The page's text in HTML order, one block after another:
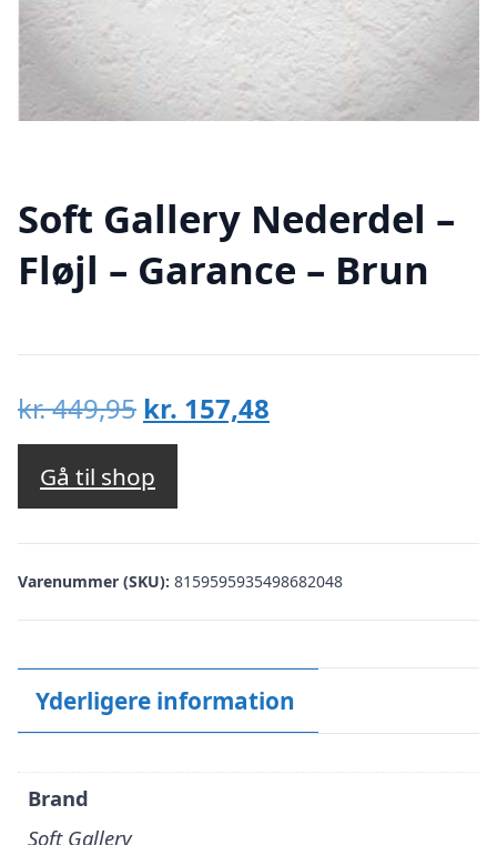
Soft Gallery Nederdel –
Fløjl – Garance – Brun
kr.449,95 Den
oprindelige
pris
var:
kr. 449,95.
kr. 157,48
kr. 157,48.
Gå til shop
Varenummer (SKU): 8159595935498682048
Yderligere information
Brand
Soft Gallery